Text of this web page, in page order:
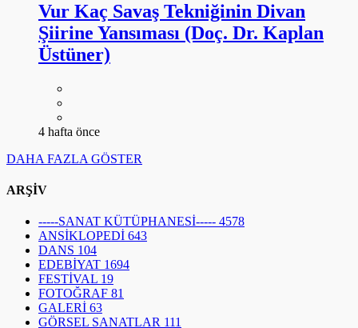
Vur Kaç Savaş Tekniğinin Divan
Şiirine Yansıması (Doç. Dr. Kaplan
Üstüner)
4 hafta önce
DAHA FAZLA GÖSTER
ARŞİV
-----SANAT KÜTÜPHANESİ----- 4578
ANSİKLOPEDİ 643
DANS 104
EDEBİYAT 1694
FESTİVAL 19
FOTOĞRAF 81
GALERİ 63
GÖRSEL SANATLAR 111